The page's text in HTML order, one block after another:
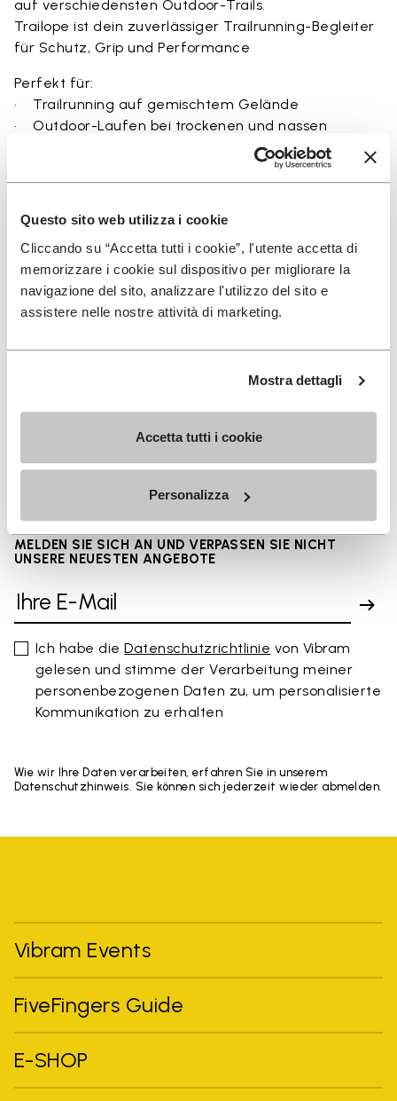
Questo sito web utilizza i cookie
Cliccando su “Accetta tutti i cookie”, l'utente accetta di
memorizzare i cookie sul dispositivo per migliorare la
navigazione del sito, analizzare l'utilizzo del sito e
assistere nelle nostre attività di marketing.
Mostra dettagli
Accetta tutti i cookie
Personalizza
auf verschiedensten Outdoor-Trails.
Trailope ist dein zuverlässiger Trailrunning-Begleiter
für Schutz, Grip und Performance
Perfekt für:
• Trailrunning auf gemischtem Gelände
• Outdoor-Laufen bei trockenen und nassen
• Läufer, die Balance zwischen Schutz und
• Nutzer, die Haltbarkeit und sicheren Sitz auf Trails
suchen
Details
FAQs
MELDEN SIE SICH AN UND VERPASSEN SIE NICHT
UNSERE NEUESTEN ANGEBOTE
Ich habe dieDatenschutzrichtlinie von Vibram
gelesen und stimme der Verarbeitung meiner
personenbezogenen Daten zu, um personalisierte
Kommunikation zu erhalten
Wie wir Ihre Daten verarbeiten, erfahren Sie in unserem
Datenschutzhinweis. Sie können sich jederzeit wieder abmelden.
Vibram Events
FiveFingers Guide
E-SHOP